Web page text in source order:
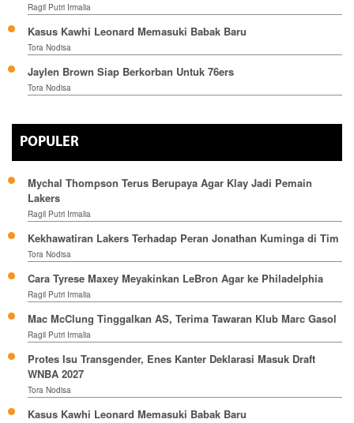
Ragil Putri Irmalia
Kasus Kawhi Leonard Memasuki Babak Baru
Tora Nodisa
Jaylen Brown Siap Berkorban Untuk 76ers
Tora Nodisa
POPULER
Mychal Thompson Terus Berupaya Agar Klay Jadi Pemain
Lakers
Ragil Putri Irmalia
Kekhawatiran Lakers Terhadap Peran Jonathan Kuminga di Tim
Tora Nodisa
Cara Tyrese Maxey Meyakinkan LeBron Agar ke Philadelphia
Ragil Putri Irmalia
Mac McClung Tinggalkan AS, Terima Tawaran Klub Marc Gasol
Ragil Putri Irmalia
Protes Isu Transgender, Enes Kanter Deklarasi Masuk Draft
WNBA 2027
Tora Nodisa
Kasus Kawhi Leonard Memasuki Babak Baru